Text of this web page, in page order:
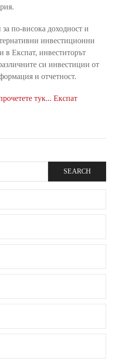
по-висока доходност и
инвестиционни
в Eкспат, инвеститорът
си инвестиции от
и отчетност.
тук... Експат